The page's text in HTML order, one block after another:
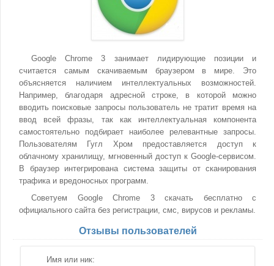
Google Chrome 3 занимает лидирующие позиции и
считается самым скачиваемым браузером в мире. Это
объясняется наличием интеллектуальных возможностей.
Например, благодаря адресной строке, в которой можно
вводить поисковые запросы пользователь не тратит время на
ввод всей фразы, так как интеллектуальная компонента
самостоятельно подбирает наиболее релевантные запросы.
Пользователям Гугл Хром предоставляется доступ к
облачному хранилищу, мгновенный доступ к Google-сервисом.
В браузер интегрирована система защиты от сканирования
трафика и вредоносных программ.
Советуем Google Chrome 3 скачать бесплатно с
официального сайта без регистрации, смс, вирусов и рекламы.
Отзывы пользователей
Имя или ник: